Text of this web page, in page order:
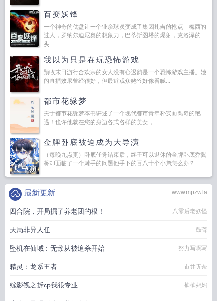
百变妖锋
一个神奇的优盘让一个业余球员变成了集因扎吉的抢点，梅西的
过人，罗纳尔迪尼奥的想象力，巴蒂斯图塔的爆射，克洛泽的
头...
我以为只是在玩恐怖游戏
预收末日游行合欢宗的女人没有心迟韵是一个恐怖游戏主播。她
的直播效果曾经很好，但最近观众姥爷好像看腻...
都市花缘梦
关于都市花缘梦本书讲述了一个现代都市青年朴实而离奇的艳
遇！也许他就在您的身边各式各样的美女，...
金牌卧底被迫成为大导演
（每晚九点更）卧底任务结束后，终于可以退休的金牌卧底乔翼
桥却面临了一个棘手的问题他手下的百八十个小弟怎么办？...
www.mpzw.la
最新更新
四合院，开局掘了养老团的根！ 八零后老妖怪
天局非异人任 鼓聋
坠机在仙域：无敌从被追杀开始 努力写啊写
精灵：龙系王者 市井无奈
综影视之拆cp我很专业 柚柚妈妈